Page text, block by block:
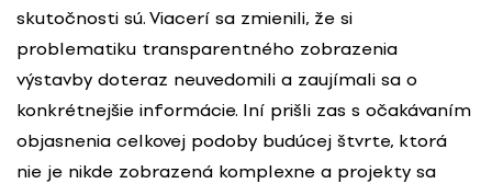
skutočnosti sú. Viacerí sa zmienili, že si
problematiku transparentného zobrazenia
výstavby doteraz neuvedomili a zaujímali sa o
konkrétnejšie informácie. Iní prišli zas s očakávaním
objasnenia celkovej podoby budúcej štvrte, ktorá
nie je nikde zobrazená komplexne a projekty sa